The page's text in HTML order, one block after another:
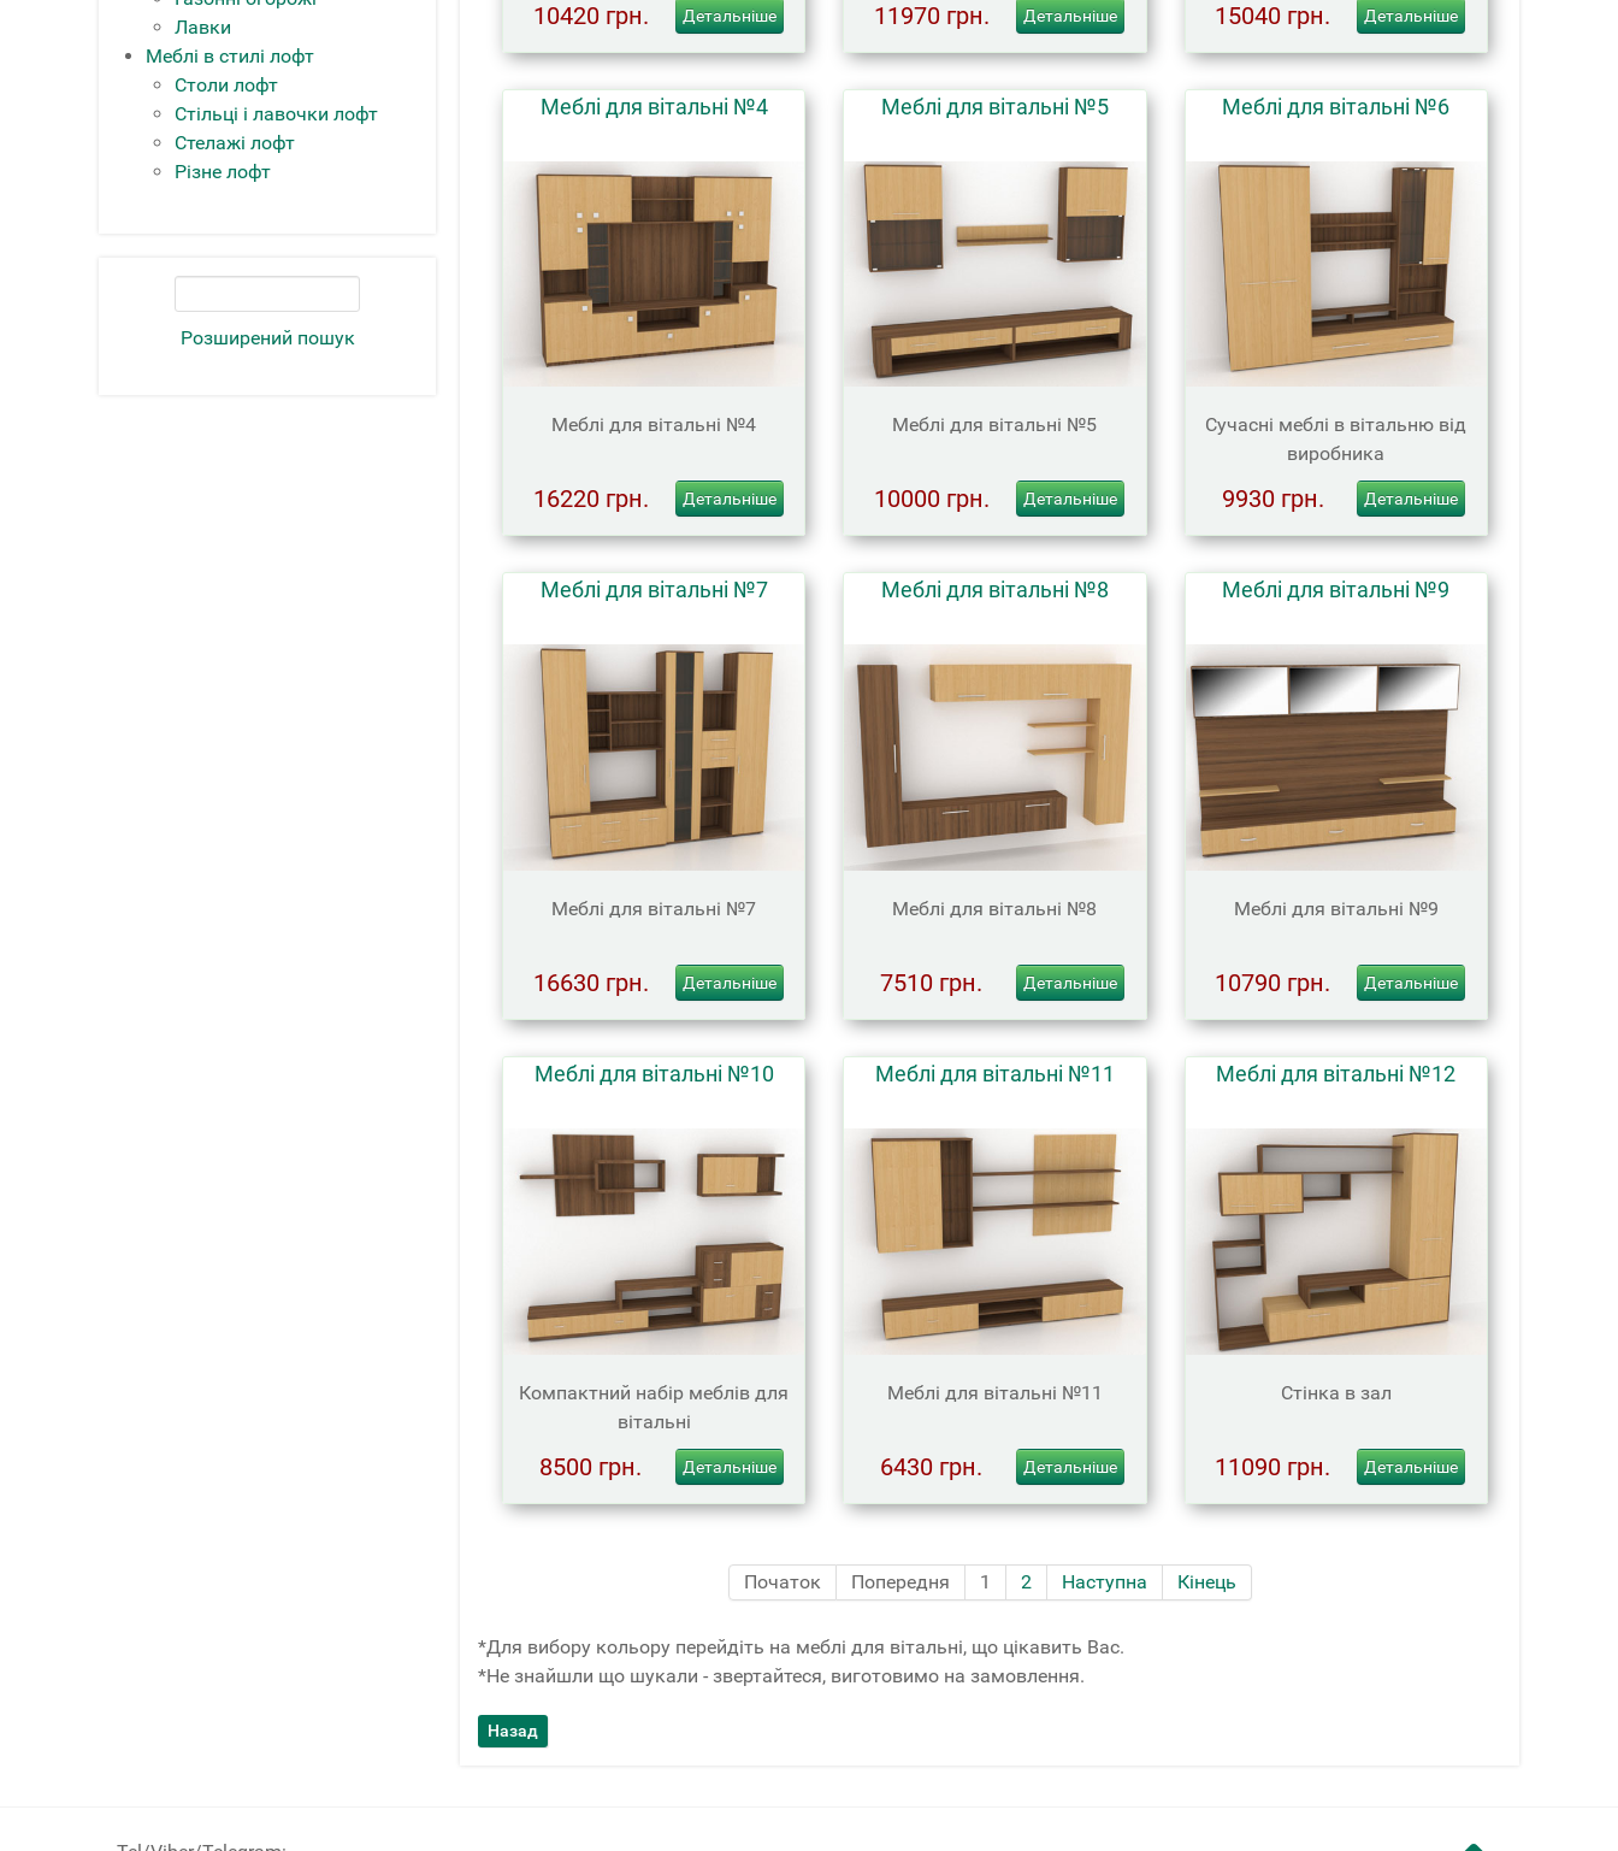
Лавки
Меблі в стилі лофт
Столи лофт
Стільці і лавочки лофт
Стелажі лофт
Різне лофт
Розширений пошук
10420 грн. Детальніше 11970 грн. Детальніше 15040 грн. Детальніше
Меблі для вітальні №4
Меблі для вітальні №4
16220 грн. Детальніше
Меблі для вітальні №5
Меблі для вітальні №5
10000 грн. Детальніше
Меблі для вітальні №6
Сучасні меблі в вітальню від
виробника
9930 грн. Детальніше
Меблі для вітальні №7
Меблі для вітальні №7
16630 грн. Детальніше
Меблі для вітальні №8
Меблі для вітальні №8
7510 грн. Детальніше
Меблі для вітальні №9
Меблі для вітальні №9
10790 грн. Детальніше
Меблі для вітальні №10
Компактний набір меблів для
вітальні
8500 грн. Детальніше
Меблі для вітальні №11
Меблі для вітальні №11
6430 грн. Детальніше
Меблі для вітальні №12
Стінка в зал
11090 грн. Детальніше
Початок Попередня 1 2 Наступна Кінець
*Для вибору кольору перейдіть на меблі для вітальні, що цікавить Вас.
*Не знайшли що шукали - звертайтеся, виготовимо на замовлення.